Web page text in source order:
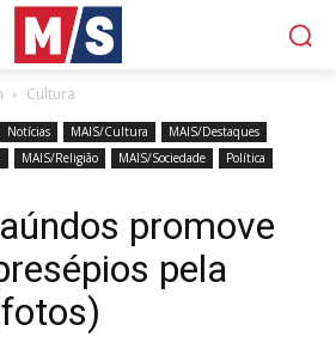
Cultura
Notícias MAIS/Cultura
MAIS/Destaques
MAIS/Religião MAIS/Sociedade
Política
promove
pela